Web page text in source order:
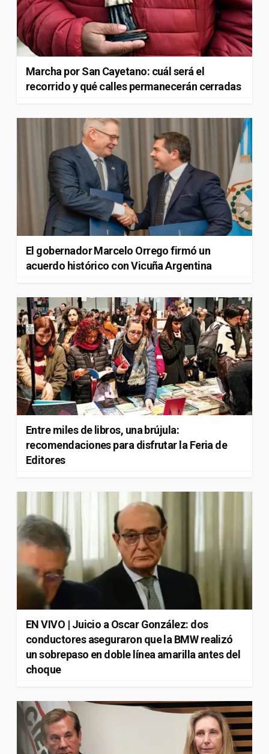
Marcha por San Cayetano: cuál será el
recorrido y qué calles permanecerán cerradas
El gobernador Marcelo Orrego firmó un
acuerdo histórico con Vicuña Argentina
Entre miles de libros, una brújula:
recomendaciones para disfrutar la Feria de
Editores
EN VIVO | Juicio a Oscar González: dos
conductores aseguraron que la BMW realizó
un sobrepaso en doble línea amarilla antes del
choque